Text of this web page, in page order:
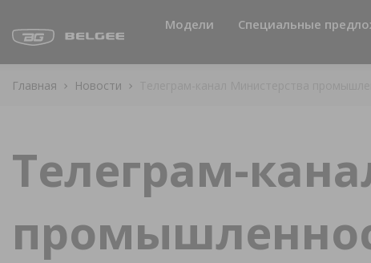
Модели Специальные
Главная Новости
Телеграм-